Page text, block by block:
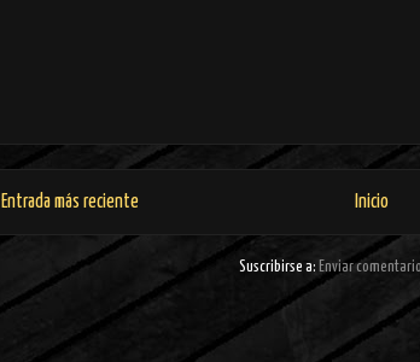
Entrada más reciente Inicio
Suscribirse a: Enviar